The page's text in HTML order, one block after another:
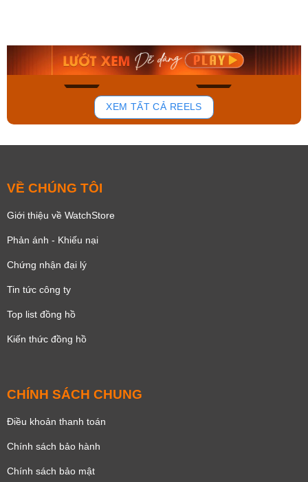
178
Mua ngay Mua ngay
XEM TẤT CẢ REELS
VỀ CHÚNG TÔI
Giới thiệu về WatchStore
Phản ánh - Khiếu nại
Chứng nhận đại lý
Tin tức công ty
Top list đồng hồ
Kiến thức đồng hồ
CHÍNH SÁCH CHUNG
Điều khoản thanh toán
Chính sách bảo hành
Chính sách bảo mật